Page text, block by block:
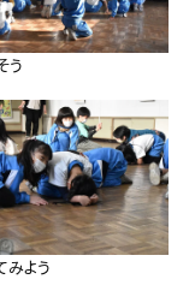
う
みよう